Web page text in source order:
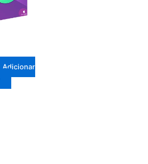
Adicionar